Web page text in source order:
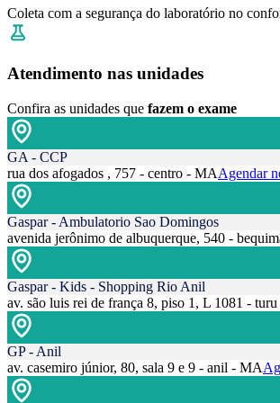
Coleta com a segurança do laboratório no
Atendimento nas unidades
Confira as unidades que fazem o exame
GA - CCP
rua dos afogados , 757 - centro - MAAgendar
Gaspar - Ambulatorio Sao Domingos
avenida jerônimo de albuquerque, 540 -
Gaspar - Kids - Shopping Rio Anil
av. são luis rei de frança 8, piso 1, L 1081 -
GP - Anil
av. casemiro júnior, 80, sala 9 e 9 - anil - MA